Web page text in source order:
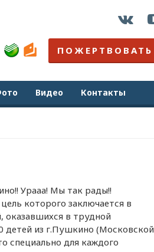
ПОЖЕРТВОВАТЬ
Видео Контакты
Урааа! Мы так рады!!
которого заключается в
оказавшихся в трудной
детей из г.Пушкино (Московской
специально для каждого